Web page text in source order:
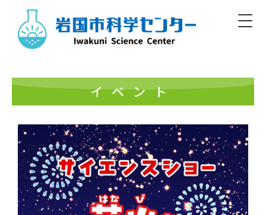
content
開館／9:00～17:00 休館／毎週月曜
文字 標準 大 色 白 黒
日本語 English/Basic Info English 한글 簡体 繁體
イベント